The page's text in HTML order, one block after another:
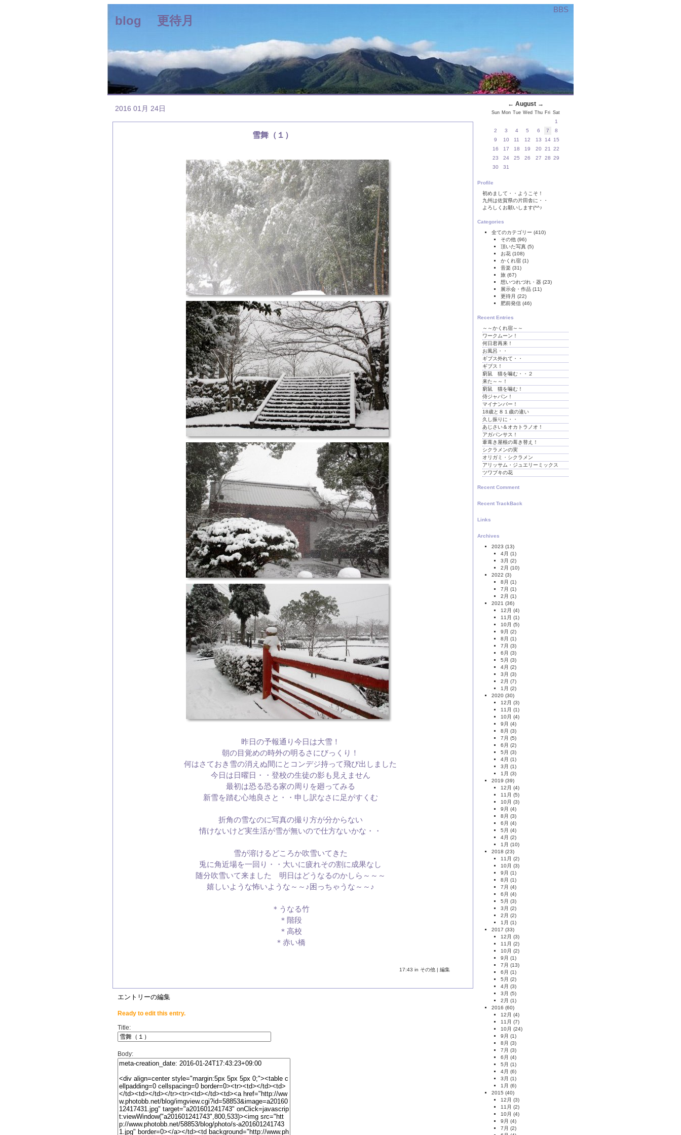
BBS
blog 更待月
2016 01月 24日
雪舞（１）
昨日の予報通り今日は大雪！
朝の目覚めの時外の明るさにびっくり！
何はさておき雪の消えぬ間にとコンデジ持って飛び出しました
今日は日曜日・・登校の生徒の影も見えません
最初は恐る恐る家の周りを廻ってみる
新雪を踏む心地良さと・・申し訳なさに足がすくむ
折角の雪なのに写真の撮り方が分からない
情けないけど実生活が雪が無いので仕方ないかな・・
雪が溶けるどころか吹雪いてきた
兎に角近場を一回り・・大いに疲れその割に成果なし
随分吹雪いて来ました 明日はどうなるのかしら～～～
嬉しいような怖いような～～♪困っちゃうな～～♪
＊うなる竹
＊階段
＊高校
＊赤い橋
17:43 in その他 | 編集
エントリーの編集
Ready to edit this entry.
Title:
Body:
← August→
Sun Mon Tue Wed Thu Fri Sat
1
2
3 4 5 6 7
8
9
10 11 12 13 14 15
16
17 18 19 20 21
22
23
24 25 26 27 28 29
30
31
Profile
初めまして・・ようこそ！
九州は佐賀県の片田舎に・・
よろしくお願いします(^^♪
Categories
全てのカテゴリー (410)
その他 (96)
頂いた写真 (5)
お花 (108)
かくれ宿 (1)
音楽 (31)
旅 (67)
想いつれづれ・器 (23)
展示会・作品 (11)
更待月 (22)
肥前発信 (46)
Recent Entries
～～かくれ宿～～
ワークムーン！
何日君再来！
お風呂・・
ギブス外れて・・
ギブス！
窮鼠 猫を噛む・・２
来た～～！
窮鼠 猫を噛む！
侍ジャパン！
マイナンバー！
18歳と８１歳の違い
久し振りに・・
あじさい＆オカトラノオ！
アガパンサス！
葦葺き屋根の葺き替え！
シクラメンの実
オリガミ・シクラメン
アリッサム・ジュエリーミックス
ツワブキの花
Recent Comment
Recent TrackBack
Links
Archives
2023 (13)
4月 (1)
3月 (2)
2月 (10)
2022 (3)
8月 (1)
7月 (1)
2月 (1)
2021 (36)
12月 (4)
11月 (1)
10月 (5)
9月 (2)
8月 (1)
7月 (3)
6月 (3)
5月 (3)
4月 (2)
3月 (3)
2月 (7)
1月 (2)
2020 (30)
12月 (3)
11月 (1)
10月 (4)
9月 (4)
8月 (3)
7月 (5)
6月 (2)
5月 (3)
4月 (1)
3月 (1)
1月 (3)
2019 (39)
12月 (4)
11月 (5)
10月 (3)
9月 (4)
8月 (3)
6月 (4)
5月 (4)
4月 (2)
1月 (10)
2018 (23)
11月 (2)
10月 (3)
9月 (1)
8月 (1)
7月 (4)
6月 (4)
5月 (3)
3月 (2)
2月 (2)
1月 (1)
2017 (33)
12月 (3)
11月 (2)
10月 (2)
9月 (1)
7月 (13)
6月 (1)
5月 (2)
4月 (3)
3月 (5)
2月 (1)
2016 (60)
12月 (4)
11月 (7)
10月 (24)
9月 (1)
8月 (3)
7月 (3)
6月 (4)
5月 (1)
4月 (6)
3月 (1)
1月 (6)
2015 (40)
12月 (3)
11月 (2)
10月 (4)
9月 (4)
7月 (2)